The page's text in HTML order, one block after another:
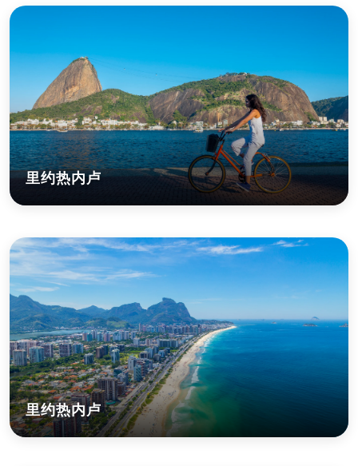
里约热内卢
里约热内卢